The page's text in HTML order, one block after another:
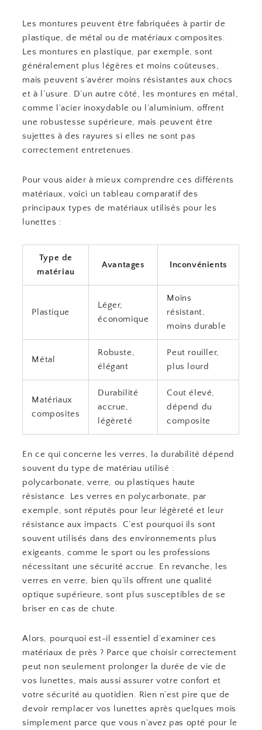
Les montures peuvent être fabriquées à partir de
plastique, de métal ou de matériaux composites.
Les montures en plastique, par exemple, sont
généralement plus légères et moins coûteuses,
mais peuvent s’avérer moins résistantes aux chocs
et à l’usure. D’un autre côté, les montures en métal,
comme l’acier inoxydable ou l’aluminium, offrent
une robustesse supérieure, mais peuvent être
sujettes à des rayures si elles ne sont pas
correctement entretenues.
Pour vous aider à mieux comprendre ces différents
matériaux, voici un tableau comparatif des
principaux types de matériaux utilisés pour les
lunettes :
Type de
matériau
Avantages Inconvénients
Plastique
Léger,
économique
Moins
résistant,
moins durable
Métal
Robuste,
élégant
Peut rouiller,
plus lourd
Matériaux
composites
Durabilité
accrue,
légèreté
Cout élevé,
dépend du
composite
En ce qui concerne les verres, la durabilité dépend
souvent du type de matériau utilisé :
polycarbonate, verre, ou plastiques haute
résistance. Les verres en polycarbonate, par
exemple, sont réputés pour leur légèreté et leur
résistance aux impacts. C’est pourquoi ils sont
souvent utilisés dans des environnements plus
exigeants, comme le sport ou les professions
nécessitant une sécurité accrue. En revanche, les
verres en verre, bien qu’ils offrent une qualité
optique supérieure, sont plus susceptibles de se
briser en cas de chute.
Alors, pourquoi est-il essentiel d’examiner ces
matériaux de près ? Parce que choisir correctement
peut non seulement prolonger la durée de vie de
vos lunettes, mais aussi assurer votre confort et
votre sécurité au quotidien. Rien n’est pire que de
devoir remplacer vos lunettes après quelques mois
simplement parce que vous n’avez pas opté pour le